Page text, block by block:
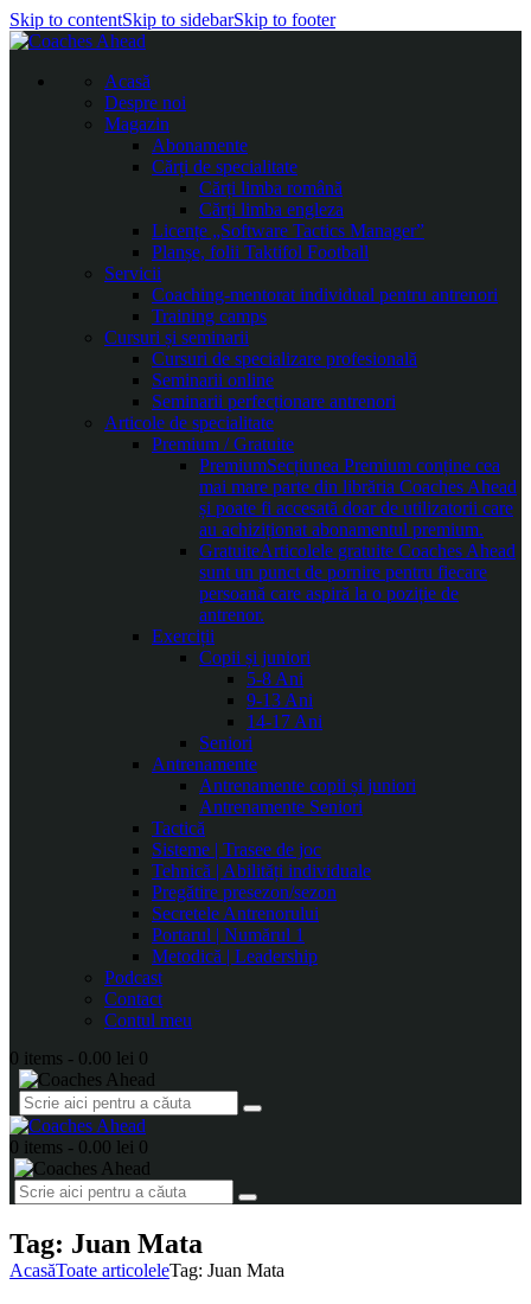
Skip to contentSkip to sidebarSkip to footer
Acasă
Despre noi
Magazin
Abonamente
Cărți de specialitate
Cărți limba română
Cărți limba engleza
Licențe „Software Tactics Manager”
Planșe, folii Taktifol Football
Servicii
Coaching-mentorat individual pentru antrenori
Training camps
Cursuri și seminarii
Cursuri de specializare profesională
Seminarii online
Seminarii perfecționare antrenori
Articole de specialitate
Premium / Gratuite
PremiumSecțiunea Premium conține cea
mai mare parte din librăria Coaches Ahead
și poate fi accesată doar de utilizatorii care
au achiziționat abonamentul premium.
GratuiteArticolele gratuite Coaches Ahead
sunt un punct de pornire pentru fiecare
persoană care aspiră la o poziție de
antrenor.
Exerciții
Copii și juniori
5-8 Ani
9-13 Ani
14-17 Ani
Seniori
Antrenamente
Antrenamente copii și juniori
Antrenamente Seniori
Tactică
Sisteme | Trasee de joc
Tehnică | Abilități individuale
Pregătire presezon/sezon
Secretele Antrenorului
Portarul | Numărul 1
Metodică | Leadership
Podcast
Contact
Contul meu
0 items - 0.00 lei 0
0 items - 0.00 lei 0
Tag: Juan Mata
AcasăToate articoleleTag: Juan Mata